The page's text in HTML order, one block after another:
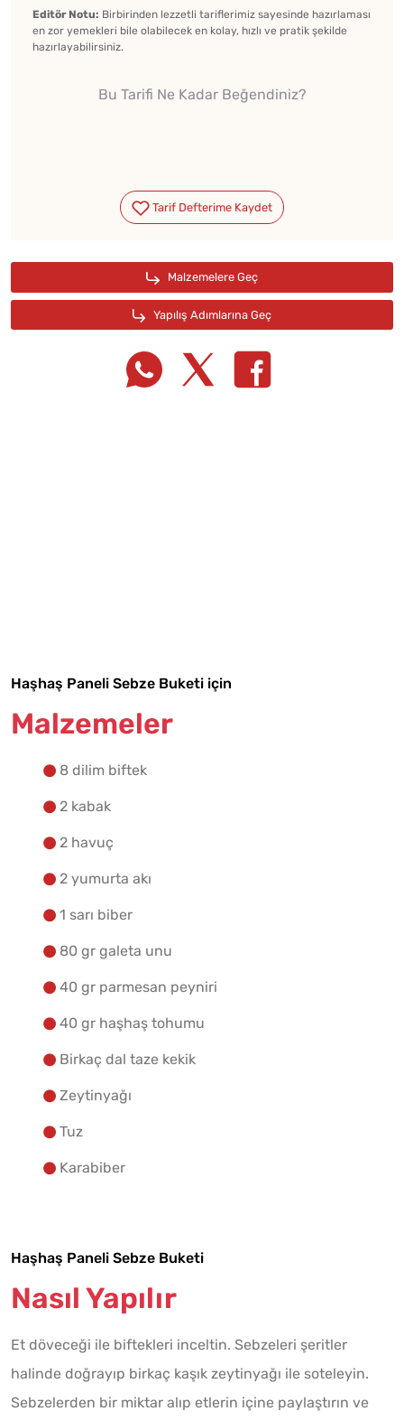
Editör Notu: Birbirinden lezzetli tariflerimiz sayesinde hazırlaması
en zor yemekleri bile olabilecek en kolay, hızlı ve pratik şekilde
hazırlayabilirsiniz.
Bu Tarifi Ne Kadar Beğendiniz?
Haşhaş Paneli Sebze Buketi için
Malzemeler
8 dilim biftek
2 kabak
2 havuç
2 yumurta akı
1 sarı biber
80 gr galeta unu
40 gr parmesan peyniri
40 gr haşhaş tohumu
Birkaç dal taze kekik
Zeytinyağı
Tuz
Karabiber
Haşhaş Paneli Sebze Buketi
Nasıl Yapılır
Et döveceği ile biftekleri inceltin. Sebzeleri şeritler
halinde doğrayıp birkaç kaşık zeytinyağı ile soteleyin.
Sebzelerden bir miktar alıp etlerin içine paylaştırın ve